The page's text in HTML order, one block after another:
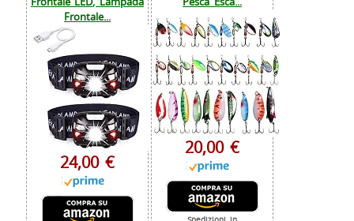
Frontale...
24,00 €
20,00 €